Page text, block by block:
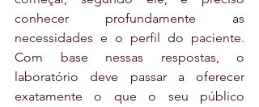
conhecer profundamente as
necessidades e o perfil do paciente.
Com base nessas respostas, o
laboratório deve passar a oferecer
exatamente o que o seu público